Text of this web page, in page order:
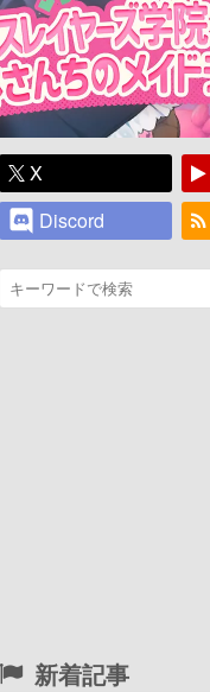
X
Discord
新着記事